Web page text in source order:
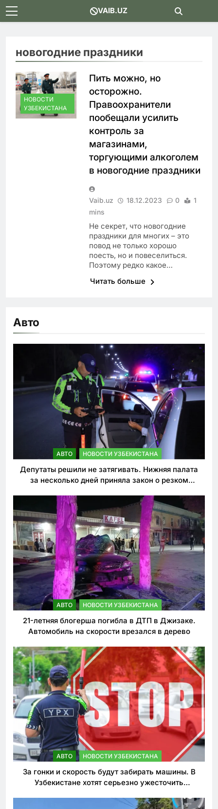
Skip
to
VAIB.UZ
новогодние праздники
НОВОСТИ
УЗБЕКИСТАНА
Пить можно, но
осторожно.
Правоохранители
пообещали усилить
контроль за
магазинами,
торгующими алкоголем
в новогодние праздники
Vaib.uz 18.12.2023 0
1
mins
Не секрет, что новогодние
праздники для многих – это
повод не только хорошо
поесть, но и повеселиться.
Поэтому редко какое…
Читать больше
Авто
АВТО НОВОСТИ УЗБЕКИСТАНА
Депутаты решили не затягивать. Нижняя палата
за несколько дней приняла закон о резком
АВТО НОВОСТИ УЗБЕКИСТАНА
21-летняя блогерша погибла в ДТП в Джизаке.
Автомобиль на скорости врезался в дерево
АВТО НОВОСТИ УЗБЕКИСТАНА
За гонки и скорость будут забирать машины. В
Узбекистане хотят серьезно ужесточить